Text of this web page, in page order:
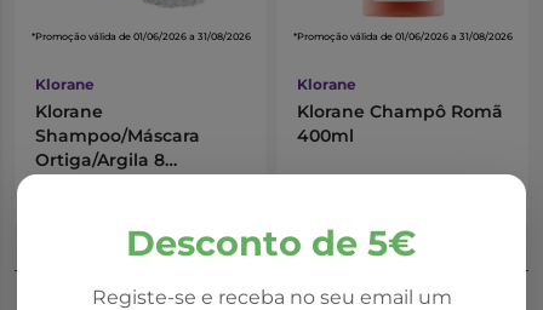
Desconto de 5€
Registe-se e receba no seu email um
*Promoção válida de 01/06/2026 a 31/08/2026
Klorane
Klorane
Shampoo/Máscara
Ortiga/Argila 8
Adicionar ao Carrinho
*Promoção válida de 01/06/2026 a 31/08/2026
Klorane
Klorane Champô Romã
400ml
Adicionar ao Carrinho